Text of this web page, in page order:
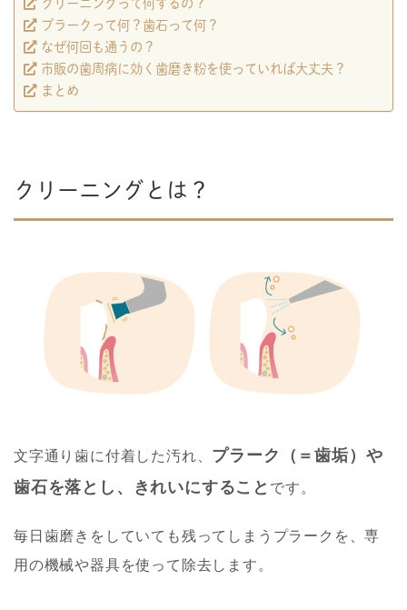
クリーニングって何するの？
プラークって何？歯石って何？
なぜ何回も通うの？
市販の歯周病に効く歯磨き粉を使っていれば大丈夫？
まとめ
クリーニングとは？
文字通り歯に付着した汚れ、 プラーク（＝歯垢）や
歯石を落とし、きれいにすること です。
毎日歯磨きをしていても残ってしまうプラークを、専
用の機械や器具を使って除去します。